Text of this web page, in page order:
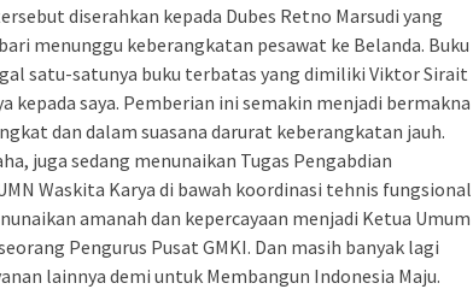
diserahkan kepada Dubes Retno Marsudi yang
menunggu keberangkatan pesawat ke Belanda. Buku
satu-satunya buku terbatas yang dimiliki Viktor Sirait
kepada saya. Pemberian ini semakin menjadi bermakna
dan dalam suasana darurat keberangkatan jauh.
juga sedang menunaikan Tugas Pengabdian
Waskita Karya di bawah koordinasi tehnis fungsional
amanah dan kepercayaan menjadi Ketua Umum
Pengurus Pusat GMKI. Dan masih banyak lagi
lainnya demi untuk Membangun Indonesia Maju.